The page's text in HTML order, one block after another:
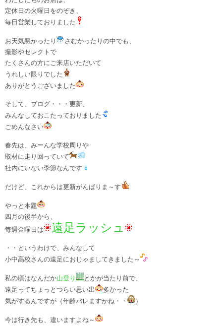
定休日の火曜日をのぞき、
毎日営業しておりました
お天気悪かったり
さむかったりの中でも、
撮影やセレクトで
たくさんの方にご来店いただいて
うれしい限りでした
ありがとうございました
そして、ブログ・・・更新、
みんなしておこたっておりました
ごめんなさい
春先は、みーんな学校周りや
取材に走り回っていて
社内にいない季節なんです
だけど、これからは更新がんばりま～す
やっと本題
四月の後半から、
毎週金曜日は
遠足ラッシュ
・・というわけで、みんなして
小中高校さんの遠足におじゃましてきました～
私の頃はなんだか山登り
とかが当たり前で、
遠足ってちょっとつらい思い出
多かった
気がするんですが（年齢バレますかね・・
）
今は行き先も、違いますよね～